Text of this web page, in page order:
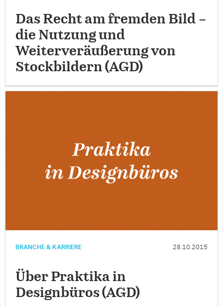
Das Recht am fremden Bild –
die Nutzung und
Weiterveräußerung von
Stockbildern (AGD)
BRANCHE & KARRIERE 28.10.2015
Über Praktika in
Designbüros (AGD)